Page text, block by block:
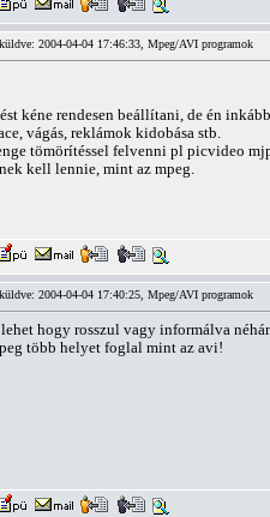
2004-04-04 17:46:33, Mpeg/AVI programok
kéne rendesen beállítani, de én
vágás, reklámok kidobása stb.
tömörítéssel felvenni pl picvideo
kell lennie, mint az mpeg.
2004-04-04 17:40:25, Mpeg/AVI programok
lehet hogy rosszul vagy informálva
több helyet foglal mint az avi!